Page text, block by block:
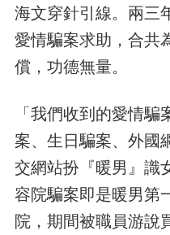
海文穿針引線。兩三
愛情騙案求助，合共
償，功德無量。
「我們收到的愛情
案、生日騙案、外國
交網站扮『暖男』識
容院騙案即是暖男第
院，期間被職員游說